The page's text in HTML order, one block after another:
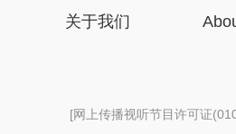
关于我们
[网上传播视听节目许可证